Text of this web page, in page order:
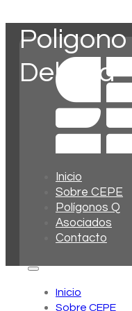
Inicio
Sobre CEPE
Polígonos Q
Asociados
Contacto
Inicio
Sobre CEPE
Dehesa